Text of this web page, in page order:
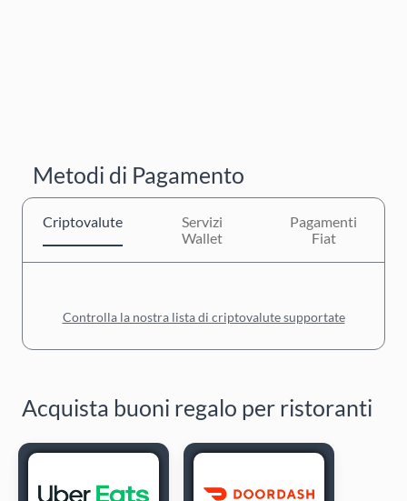
Metodi di Pagamento
Criptovalute
Servizi
Wallet
Pagamenti
Fiat
Controlla la nostra lista di criptovalute supportate
Acquista buoni regalo per ristoranti